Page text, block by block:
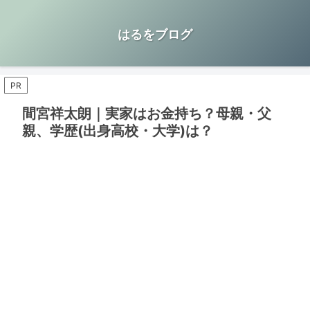
はるをブログ
PR
間宮祥太朗｜実家はお金持ち？母親・父
親、学歴(出身高校・大学)は？